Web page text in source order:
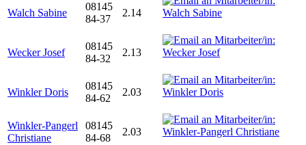
Walch Sabine
08145
84-37
2.14
Wecker Josef
08145
84-32
2.13
Winkler Doris
08145
84-62
2.03
Winkler-Pangerl
Christiane
08145
84-68
2.03